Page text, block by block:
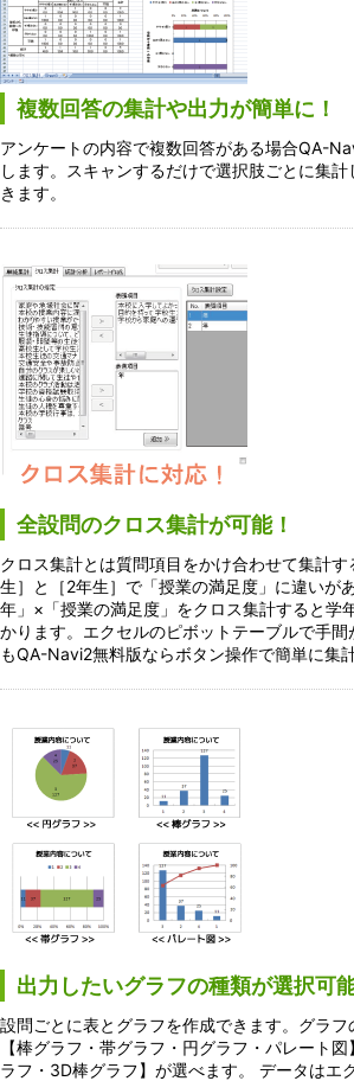
複数回答の集計や出力が簡単に！
アンケートの内容で複数回答がある場合QA-
します。スキャンするだけで選択肢ごとに集
きます。
全設問のクロス集計が可能！
クロス集計とは質問項目をかけ合わせて集計
生］と［2年生］で「授業の満足度」に違いが
年」×「授業の満足度」をクロス集計すると学
かります。エクセルのピボットテーブルで手
もQA-Navi2無料版ならボタン操作で簡単に集計
出力したいグラフの種類が選択可
設問ごとに表とグラフを作成できます。グラ
【棒グラフ・帯グラフ・円グラフ・パレート
ラフ・3D棒グラフ】が選べます。 データはエ